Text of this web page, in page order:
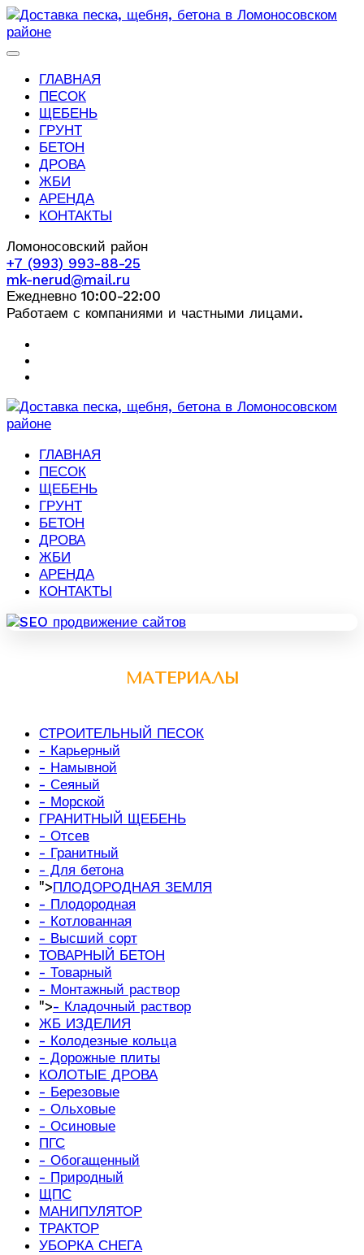
ГЛАВНАЯ
ПЕСОК
ЩЕБЕНЬ
ГРУНТ
БЕТОН
ДРОВА
ЖБИ
АРЕНДА
КОНТАКТЫ
Ломоносовский район
+7 (993) 993-88-25
mk-nerud@mail.ru
Ежедневно 10:00-22:00
Работаем с компаниями и частными лицами.
ГЛАВНАЯ
ПЕСОК
ЩЕБЕНЬ
ГРУНТ
БЕТОН
ДРОВА
ЖБИ
АРЕНДА
КОНТАКТЫ
МАТЕРИАЛЫ
СТРОИТЕЛЬНЫЙ ПЕСОК
- Карьерный
- Намывной
- Сеяный
- Морской
ГРАНИТНЫЙ ЩЕБЕНЬ
- Отсев
- Гранитный
- Для бетона
">ПЛОДОРОДНАЯ ЗЕМЛЯ
- Плодородная
- Котлованная
- Высший сорт
ТОВАРНЫЙ БЕТОН
- Товарный
- Монтажный раствор
">- Кладочный раствор
ЖБ ИЗДЕЛИЯ
- Колодезные кольца
- Дорожные плиты
КОЛОТЫЕ ДРОВА
- Березовые
- Ольховые
- Осиновые
ПГС
- Обогащенный
- Природный
ЩПС
МАНИПУЛЯТОР
ТРАКТОР
УБОРКА СНЕГА